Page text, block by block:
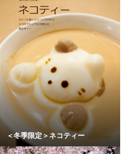
＜冬季限定＞ネコティー